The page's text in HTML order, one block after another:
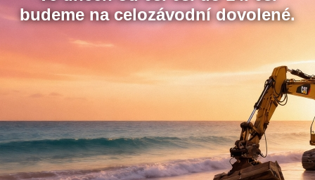
Hydrokov
Zámecký rybník Lednice – prosinec
budeme na celozávodní dovolené.